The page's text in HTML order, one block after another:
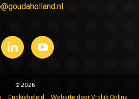
© 2026
Cookiebeleid Website door Vrolijk Online